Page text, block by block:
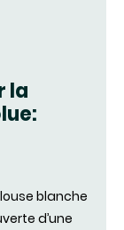
la
blanche
d’une